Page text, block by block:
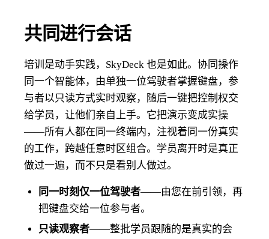
共同进行会话
培训是动手实践，SkyDeck 也是如此。协同操作
同一个智能体，由单独一位驾驶者掌握键盘，参
与者以只读方式实时观察，随后一键把控制权交
给学员，让他们亲自上手。它把演示变成实操
——所有人都在同一终端内，注视着同一份真实
的工作，跨越任意时区组合。学员离开时是真正
做过一遍，而不只是看别人做过。
同一时刻仅一位驾驶者——由您在前引领，再
把键盘交给一位参与者。
只读观察者——整批学员跟随的是真实的会